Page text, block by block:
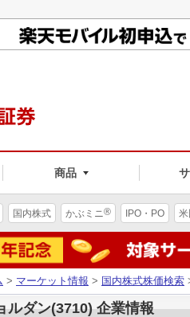
商品
国内株式 かぶミニ® IPO・PO
> マーケット情報 > 国内株式株価検索
ルダン(3710) 企業情報